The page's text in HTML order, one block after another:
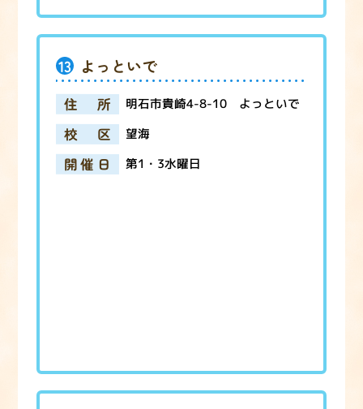
13 よっといで
住所 明石市貴崎4-8-10 よっといで
校区 望海
開催日 第1・3水曜日